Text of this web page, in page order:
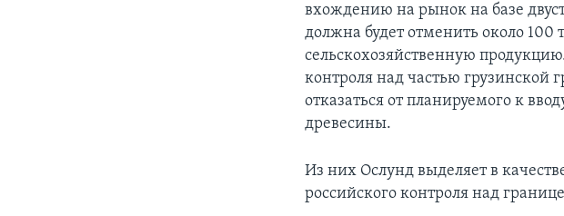
вхождению на рынок на базе
должна будет отменить около
сельскохозяйственную
контроля над частью грузинской
отказаться от планируемого к
древесины.
Из них Ослунд выделяет в
российского контроля над